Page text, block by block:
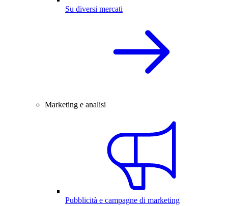
Su diversi mercati
Marketing e analisi
Pubblicità e campagne di marketing